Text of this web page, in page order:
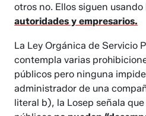
otros no. Ellos siguen
autoridades y empresarios.
La Ley Orgánica de Servicio
contempla varias
públicos pero ninguna
administrador de una
literal b), la Losep señala